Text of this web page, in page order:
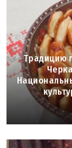
Традицию